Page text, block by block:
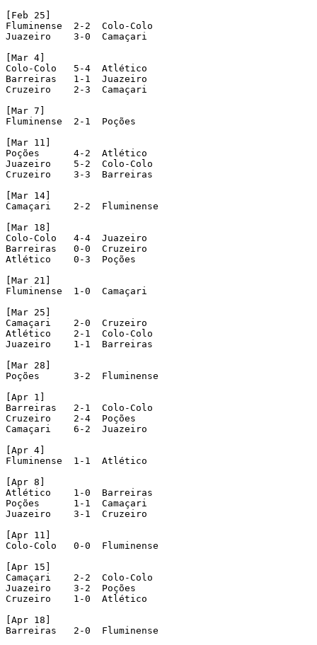
[Feb 25]
Fluminense  2-2  Colo-Colo
Juazeiro    3-0  Camaçari
[Mar 4]
Colo-Colo   5-4  Atlético
Barreiras   1-1  Juazeiro
Cruzeiro    2-3  Camaçari
[Mar 7]
Fluminense  2-1  Poções
[Mar 11]
Poções      4-2  Atlético
Juazeiro    5-2  Colo-Colo
Cruzeiro    3-3  Barreiras
[Mar 14]
Camaçari    2-2  Fluminense
[Mar 18]
Colo-Colo   4-4  Juazeiro
Barreiras   0-0  Cruzeiro
Atlético    0-3  Poções
[Mar 21]
Fluminense  1-0  Camaçari
[Mar 25]
Camaçari    2-0  Cruzeiro
Atlético    2-1  Colo-Colo
Juazeiro    1-1  Barreiras
[Mar 28]
Poções      3-2  Fluminense
[Apr 1]
Barreiras   2-1  Colo-Colo
Cruzeiro    2-4  Poções
Camaçari    6-2  Juazeiro
[Apr 4]
Fluminense  1-1  Atlético
[Apr 8]
Atlético    1-0  Barreiras
Poções      1-1  Camaçari
Juazeiro    3-1  Cruzeiro
[Apr 11]
Colo-Colo   0-0  Fluminense
[Apr 15]
Camaçari    2-2  Colo-Colo
Juazeiro    3-2  Poções
Cruzeiro    1-0  Atlético
[Apr 18]
Barreiras   2-0  Fluminense